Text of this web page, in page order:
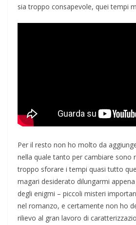
sia troppo consapevole, quei tempi
Per il resto non ho molto da
nella quale tanto per cambiare sono
troppo sforare i tempi quasi tutto
magari desiderato dilungarmi appena
degli enigmi – piccoli misteri
nel romanzo, e certamente non ho
rilievo al gran lavoro di